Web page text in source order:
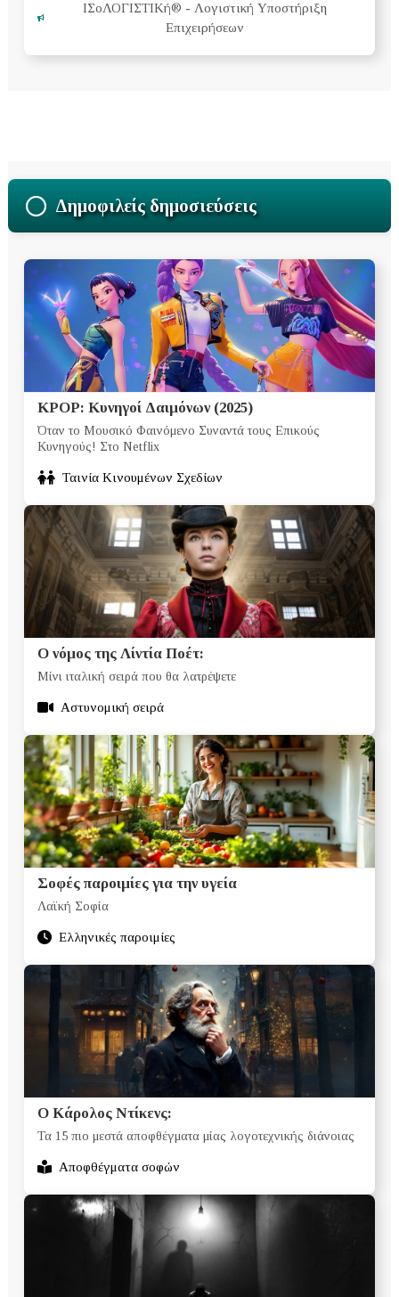
ΙΣοΛΟΓΙΣΤΙΚή® - Λογιστική Υποστήριξη
Επιχειρήσεων
Δημοφιλείς δημοσιεύσεις
ΚΡΟΡ: Κυνηγοί Δαιμόνων (2025)
Όταν το Μουσικό Φαινόμενο Συναντά τους Επικούς
Κυνηγούς! Στο Netflix
Ταινία Κινουμένων Σχεδίων
Ο νόμος της Λίντία Ποέτ:
Μίνι ιταλική σειρά που θα λατρέψετε
Αστυνομική σειρά
Σοφές παροιμίες για την υγεία
Λαϊκή Σοφία
Ελληνικές παροιμίες
Ο Κάρολος Ντίκενς:
Τα 15 πιο μεστά αποφθέγματα μίας λογοτεχνικής διάνοιας
Αποφθέγματα σοφών